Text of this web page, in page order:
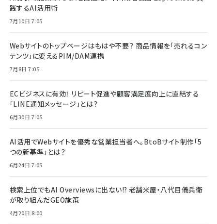
践するAI活用術
7月10日 7:05
Webサイトのトップページはもはや不要？ 商品情報を「売れるコン
テンツ」に変えるPIM/DAM連携
7月8日 7:05
ECビジネスに有効！ リピート促進や顧客満足度向上に直結する
「LINE通知メッセージ」とは？
6月30日 7:05
AI活用でWebサイトを優秀な営業担当者へ。BtoBサイト制作「5
つの新基準」とは？
6月24日 7:05
検索上位でもAI Overviewsに出ない!? 老舗米屋・八代目儀兵衛
が取り組んだGEO施策
4月20日 8:00